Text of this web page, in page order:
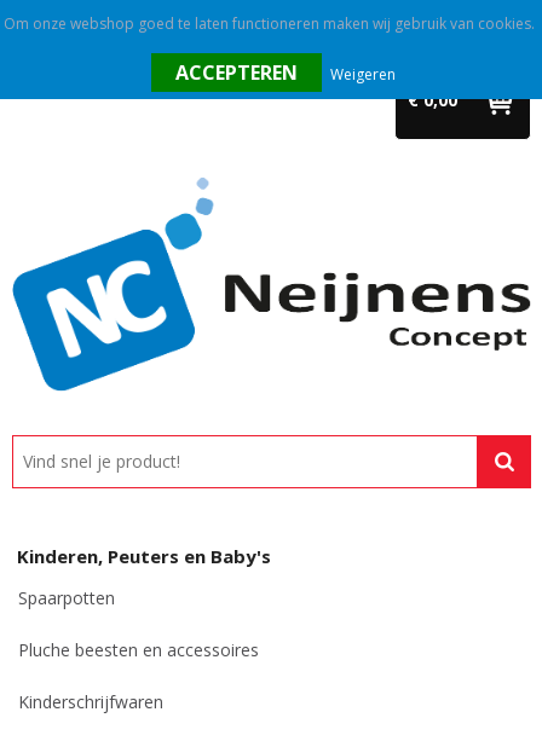
€ 0,00
Promotietextiel
Tassen
Alle categorieën
Custom made
Kinderen, Peuters en Baby's
Spaarpotten
Pluche beesten en accessoires
Kinderschrijfwaren
Om onze webshop goed te laten functioneren maken wij gebruik van cookies.
Weigeren